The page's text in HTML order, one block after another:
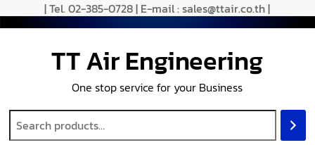
| Tel. 02-385-0728 | E-mail : sales@ttair.co.th |
TT Air Engineering
One stop service for your Business